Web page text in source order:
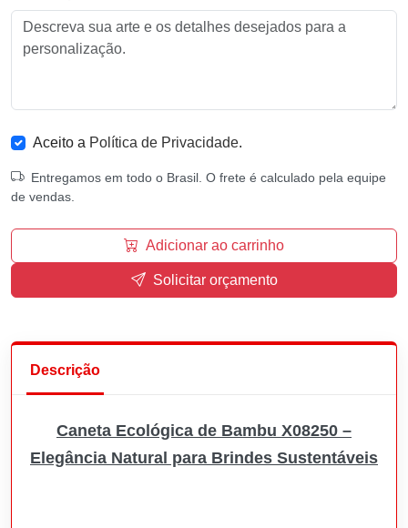
Aceito a Política de Privacidade.
Entregamos em todo o Brasil. O frete é calculado pela equipe
de vendas.
Adicionar ao carrinho
Solicitar orçamento
Descrição
Caneta Ecológica de Bambu X08250 –
Elegância Natural para Brindes Sustentáveis